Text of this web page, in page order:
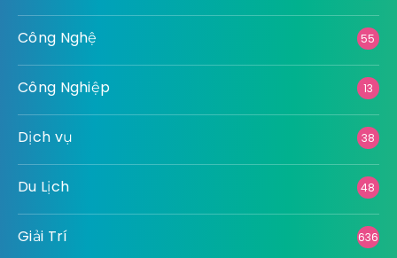
Công Nghệ 55
Công Nghiệp 13
Dịch vụ 38
Du Lịch 48
Giải Trí 636